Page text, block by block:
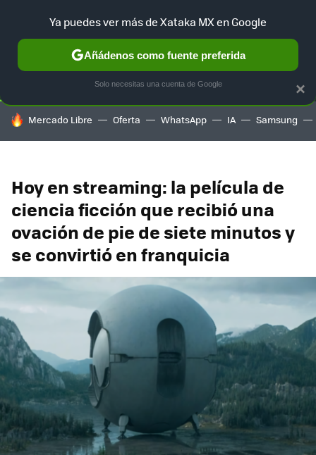
SELECCIÓN GAMING HOME AUTO TERRITORIO
HOY SE HABLA DE
Mercado Libre Oferta WhatsApp IA Samsung
Hoy en streaming: la película de
ciencia ficción que recibió una
ovación de pie de siete minutos y
se convirtió en franquicia
×
Ya puedes ver más de Xataka MX en Google
Añádenos como fuente preferida
Solo necesitas una cuenta de Google